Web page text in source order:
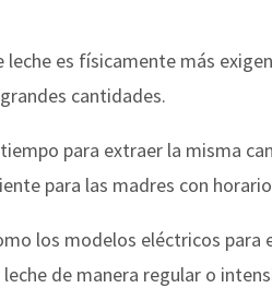
es físicamente más
cantidades.
para extraer la misma
para las madres con
los modelos eléctricos
de manera regular o